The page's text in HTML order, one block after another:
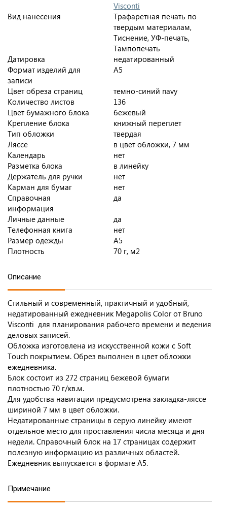
Visconti
Вид нанесения
Трафаретная печать по
твердым материалам,
Тиснение, УФ-печать,
Тампопечать
Датировка
недатированный
Формат изделий для
записи
A5
Цвет обреза страниц
темно-синий navy
Количество листов
136
Цвет бумажного блока
бежевый
Крепление блока
книжный переплет
Тип обложки
твердая
Ляссе
в цвет обложки, 7 мм
Календарь
нет
Разметка блока
в линейку
Держатель для ручки
нет
Карман для бумаг
нет
Справочная
информация
да
Личные данные
да
Телефонная книга
нет
Размер одежды
А5
Плотность
70 г, м2
Описание
Стильный и современный, практичный и удобный,
недатированный ежедневник Megapolis Color от Bruno
Visconti для планирования рабочего времени и ведения
деловых записей.
Обложка изготовлена из искусственной кожи с Soft
Touch покрытием. Обрез выполнен в цвет обложки
ежедневника.
Блок состоит из 272 страниц бежевой бумаги
плотностью 70 г/кв.м.
Для удобства навигации предусмотрена закладка-ляссе
шириной 7 мм в цвет обложки.
Недатированные страницы в серую линейку имеют
отдельное место для проставления числа месяца и дня
недели. Справочный блок на 17 страницах содержит
полезную информацию из различных областей.
Ежедневник выпускается в формате А5.
Примечание